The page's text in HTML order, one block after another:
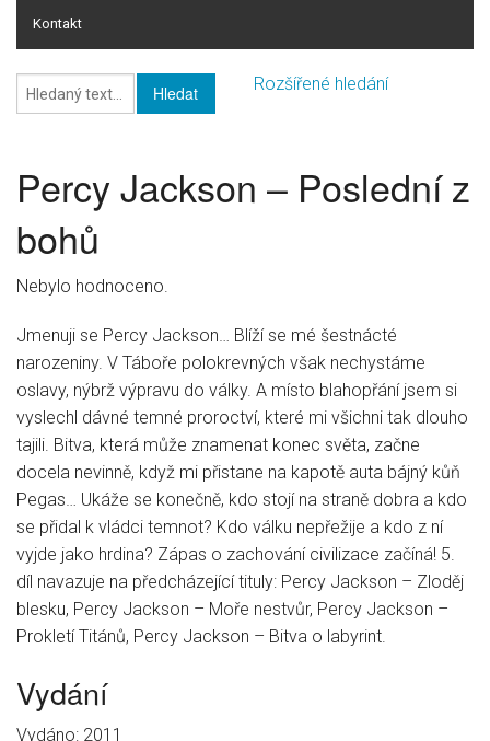
Kontakt
Online rating
Rozšířené hledání
Percy Jackson – Poslední z
bohů
Nebylo hodnoceno.
Jmenuji se Percy Jackson… Blíží se mé šestnácté
narozeniny. V Táboře polokrevných však nechystáme
oslavy, nýbrž výpravu do války. A místo blahopřání jsem si
vyslechl dávné temné proroctví, které mi všichni tak dlouho
tajili. Bitva, která může znamenat konec světa, začne
docela nevinně, když mi přistane na kapotě auta bájný kůň
Pegas… Ukáže se konečně, kdo stojí na straně dobra a kdo
se přidal k vládci temnot? Kdo válku nepřežije a kdo z ní
vyjde jako hrdina? Zápas o zachování civilizace začíná! 5.
díl navazuje na předcházející tituly: Percy Jackson – Zloděj
blesku, Percy Jackson – Moře nestvůr, Percy Jackson –
Prokletí Titánů, Percy Jackson – Bitva o labyrint.
Vydání
Vydáno: 2011